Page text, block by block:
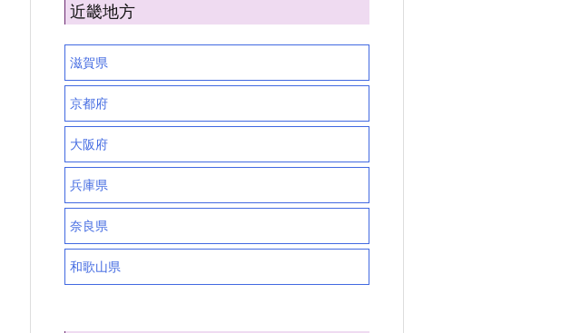
近畿地方
滋賀県
京都府
大阪府
兵庫県
奈良県
和歌山県